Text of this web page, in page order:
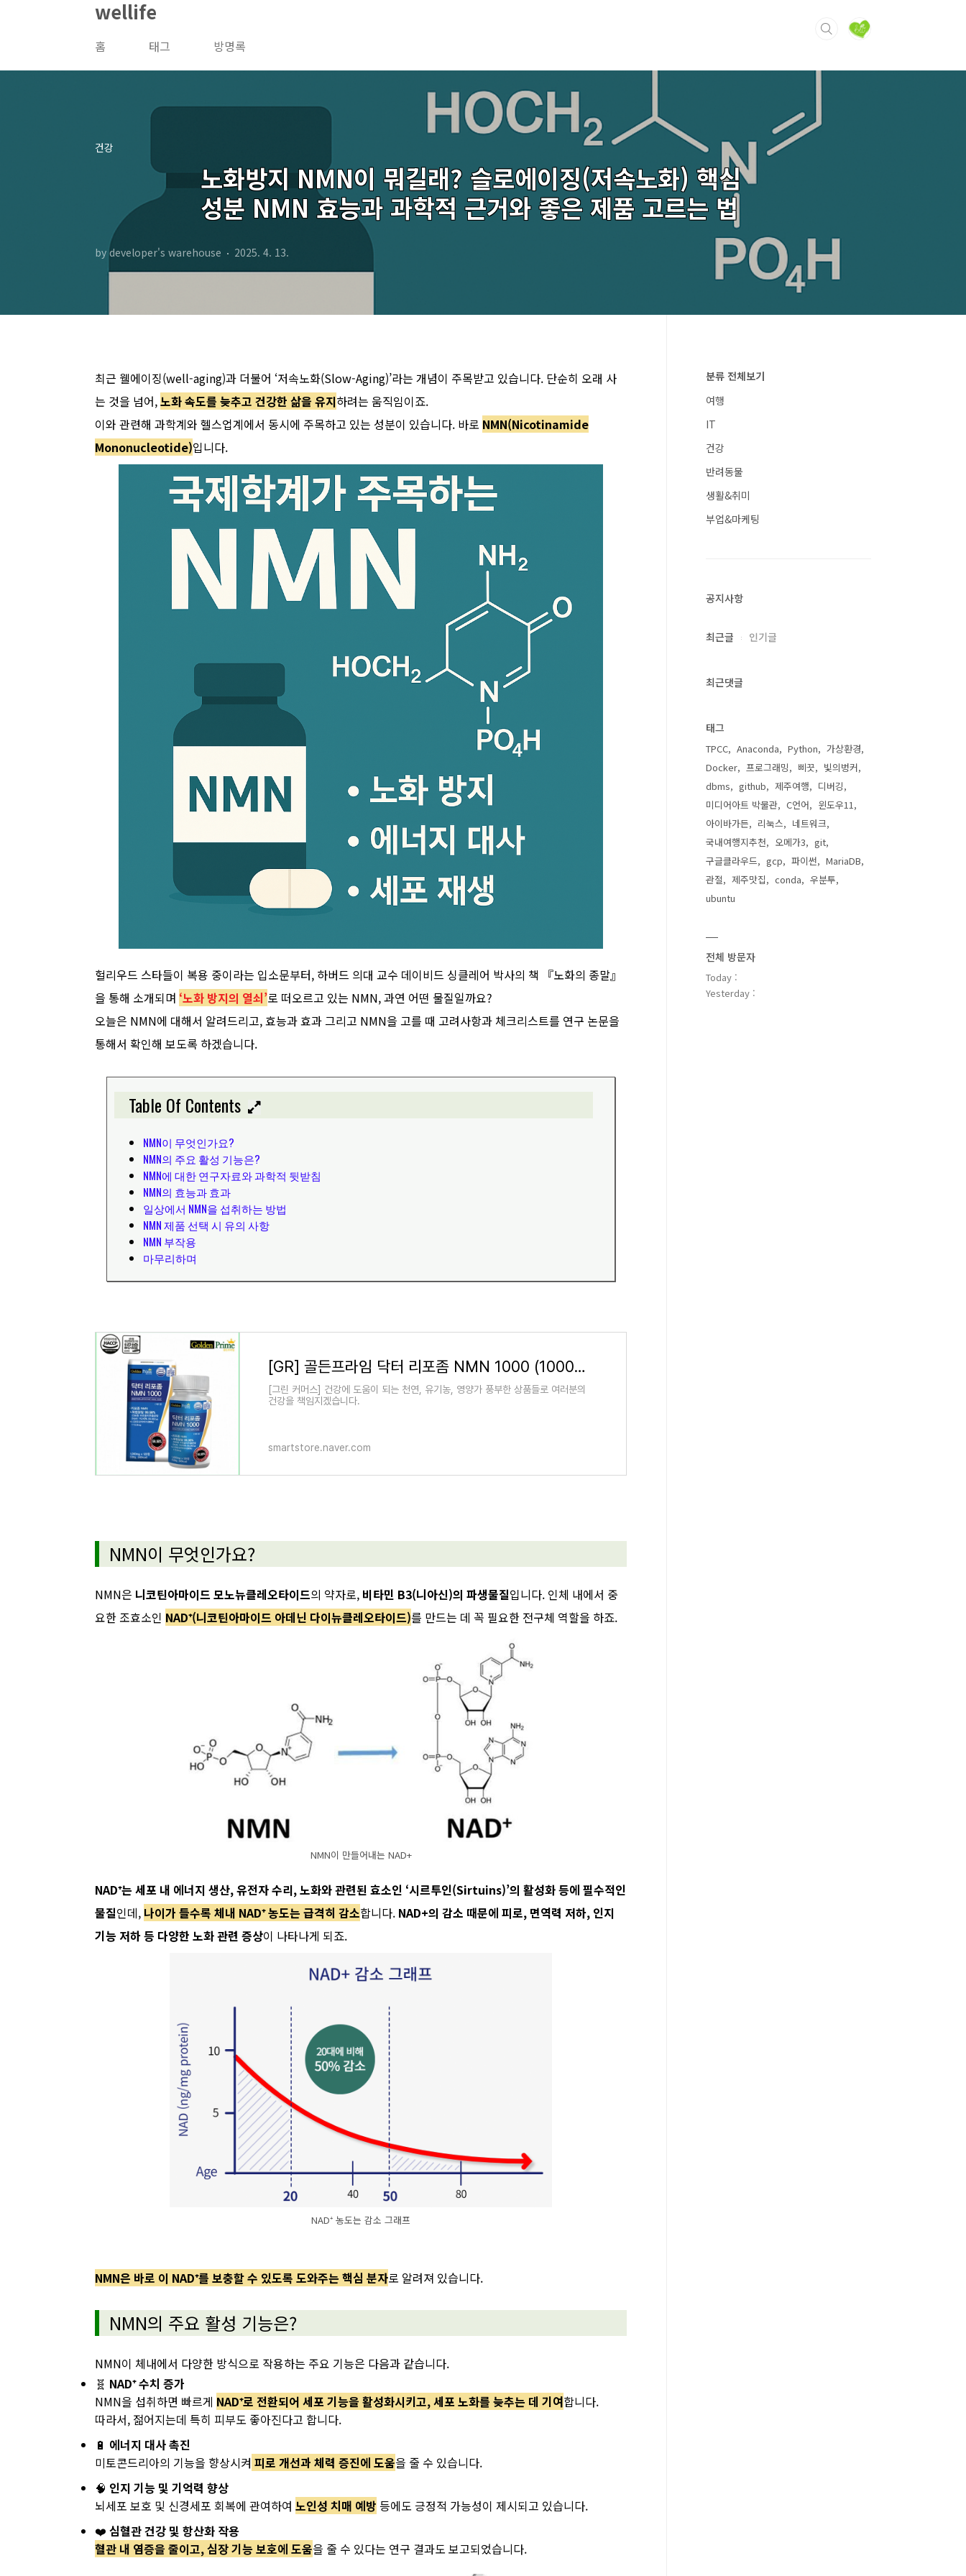
wellife
홈 태그 방명록
건강
노화방지 NMN이 뭐길래? 슬로에이징(저속노화) 핵심
성분 NMN 효능과 과학적 근거와 좋은 제품 고르는 법
by developer's warehouse 2025. 4. 13.
최근 웰에이징(well-aging)과 더불어 ‘저속노화(Slow-Aging)’라는 개념이 주목받고 있습니다. 단순히 오래 사
는 것을 넘어,노화 속도를 늦추고 건강한 삶을 유지하려는 움직임이죠.
이와 관련해 과학계와 헬스업계에서 동시에 주목하고 있는 성분이 있습니다. 바로 NMN(Nicotinamide
Mononucleotide)입니다.
헐리우드 스타들이 복용 중이라는 입소문부터, 하버드 의대 교수 데이비드 싱클레어 박사의 책 『노화의 종말』
을 통해 소개되며 ‘노화 방지의 열쇠’로 떠오르고 있는 NMN, 과연 어떤 물질일까요?
오늘은 NMN에 대해서 알려드리고, 효능과 효과 그리고 NMN을 고를 때 고려사항과 체크리스트를 연구 논문을
통해서 확인해 보도록 하겠습니다.
Table Of Contents
NMN이 무엇인가요?
NMN의 주요 활성 기능은?
NMN에 대한 연구자료와 과학적 뒷받침
NMN의 효능과 효과
일상에서 NMN을 섭취하는 방법
NMN 제품 선택 시 유의 사항
NMN 부작용
마무리하며
[GR] 골든프라임 닥터 리포좀 NMN 1000 (1000mg X 120정) 공학박사 3인의 노하우가 감딘 흡수가 잘되는
[그린 커머스] 건강에 도움이 되는 천연, 유기농, 영양가 풍부한 상품들로 여러분의
건강을 책임지겠습니다.
smartstore.naver.com
NMN이 무엇인가요?
NMN은 니코틴아마이드 모노뉴클레오타이드의 약자로, 비타민 B3(니아신)의 파생물질입니다. 인체 내에서 중
요한 조효소인 NAD⁺(니코틴아마이드 아데닌 다이뉴클레오타이드)를 만드는 데 꼭 필요한 전구체 역할을 하죠.
NMN이 만들어내는 NAD+
NAD⁺는 세포 내 에너지 생산, 유전자 수리, 노화와 관련된 효소인 ‘시르투인(Sirtuins)’의 활성화 등에 필수적인
물질인데, 나이가 들수록 체내 NAD⁺ 농도는 급격히 감소합니다. NAD+의 감소 때문에 피로, 면역력 저하, 인지
기능 저하 등 다양한 노화 관련 증상이 나타나게 되죠.
NAD⁺ 농도는 감소 그래프
NMN은 바로 이 NAD⁺를 보충할 수 있도록 도와주는 핵심 분자로 알려져 있습니다.
NMN의 주요 활성 기능은?
NMN이 체내에서 다양한 방식으로 작용하는 주요 기능은 다음과 같습니다.
🧬 NAD⁺ 수치 증가
NMN을 섭취하면 빠르게 NAD⁺로 전환되어 세포 기능을 활성화시키고, 세포 노화를 늦추는 데 기여합니다.
따라서, 젊어지는데 특히 피부도 좋아진다고 합니다.
🔋 에너지 대사 촉진
미토콘드리아의 기능을 향상시켜 피로 개선과 체력 증진에 도움을 줄 수 있습니다.
🧠 인지 기능 및 기억력 향상
뇌세포 보호 및 신경세포 회복에 관여하여 노인성 치매 예방 등에도 긍정적 가능성이 제시되고 있습니다.
❤️ 심혈관 건강 및 항산화 작용
혈관 내 염증을 줄이고, 심장 기능 보호에 도움을 줄 수 있다는 연구 결과도 보고되었습니다.
분류 전체보기
여행
IT
건강
반려동물
생활&취미
부업&마케팅
공지사항
최근글 인기글
최근댓글
태그
TPCC Anaconda Python
가상환경
Docker
프로그래밍 삐끗
빛의벙커
dbms
github 제주여행
디버깅
미디어아트 박물관
C언어
윈도우11
아이바가든
리눅스
네트워크
국내여행지추천
오메가3
git
구글클라우드
gcp 파이썬
MariaDB
관절
제주맛집 conda
우분투
ubuntu
전체 방문자
Today :
Yesterday :